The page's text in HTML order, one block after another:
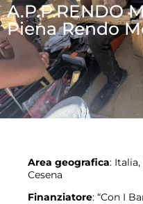
A.P.P.RENDO
Piena Rendo
Area geografica:
Cesena
Finanziatore: “Con I